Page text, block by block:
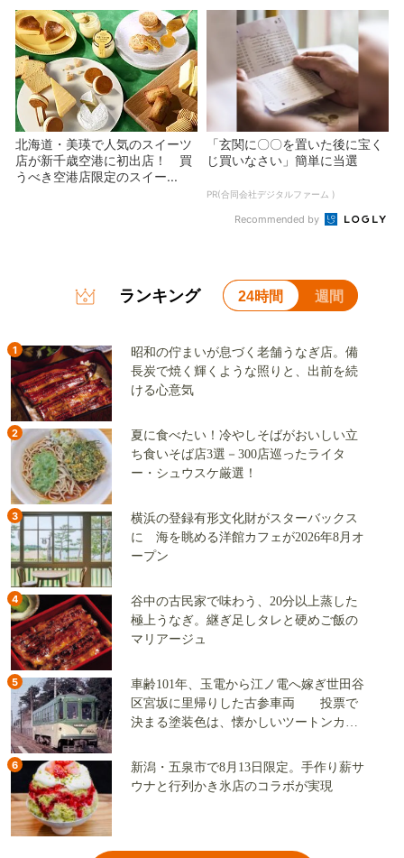
北海道・美瑛で人気のスイーツ
店が新千歳空港に初出店！ 買
うべき空港店限定のスイー...
「玄関に〇〇を置いた後に宝く
じ買いなさい」簡単に当選
PR(合同会社デジタルファーム )
Recommended by
ランキング 24時間 週間
1
昭和の佇まいが息づく老舗うなぎ店。備
長炭で焼く輝くような照りと、出前を続
ける心意気
2
夏に食べたい！冷やしそばがおいしい立
ち食いそば店3選－300店巡ったライタ
ー・シュウスケ厳選！
3
横浜の登録有形文化財がスターバックス
に 海を眺める洋館カフェが2026年8月オ
ープン
4
谷中の古民家で味わう、20分以上蒸した
極上うなぎ。継ぎ足しタレと硬めご飯の
マリアージュ
5
車齢101年、玉電から江ノ電へ嫁ぎ世田谷
区宮坂に里帰りした古参車両 投票で
決まる塗装色は、懐かしいツートンカラ
6
新潟・五泉市で8月13日限定。手作り薪サ
ウナと行列かき氷店のコラボが実現